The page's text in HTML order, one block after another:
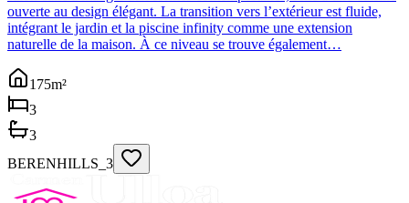
ouverte au design élégant. La transition vers l’extérieur est fluide,
intégrant le jardin et la piscine infinity comme une extension
naturelle de la maison. À ce niveau se trouve également…
175m²
3
3
BERENHILLS_3